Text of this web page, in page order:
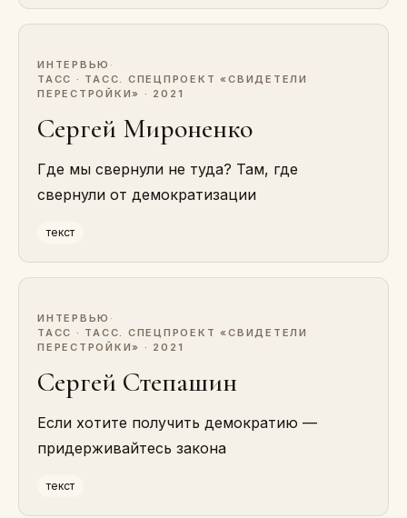
ИНТЕРВЬЮ ·
ТАСС · ТАСС. СПЕЦПРОЕКТ «СВИДЕТЕЛИ
ПЕРЕСТРОЙКИ» · 2021
Сергей Мироненко
Где мы свернули не туда? Там, где
свернули от демократизации
текст
ИНТЕРВЬЮ ·
ТАСС · ТАСС. СПЕЦПРОЕКТ «СВИДЕТЕЛИ
ПЕРЕСТРОЙКИ» · 2021
Сергей Степашин
Если хотите получить демократию —
придерживайтесь закона
текст